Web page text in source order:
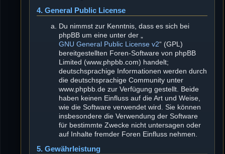
4. General Public License
Du nimmst zur Kenntnis, dass es sich bei
phpBB um eine unter der „
GNU General Public License v2“ (GPL)
bereitgestellten Foren-Software von phpBB
Limited (www.phpbb.com) handelt;
deutschsprachige Informationen werden durch
die deutschsprachige Community unter
www.phpbb.de zur Verfügung gestellt. Beide
haben keinen Einfluss auf die Art und Weise,
wie die Software verwendet wird. Sie können
insbesondere die Verwendung der Software
für bestimmte Zwecke nicht untersagen oder
auf Inhalte fremder Foren Einfluss nehmen.
5. Gewährleistung